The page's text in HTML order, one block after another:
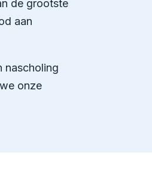
de grootste
aan
nascholing
onze